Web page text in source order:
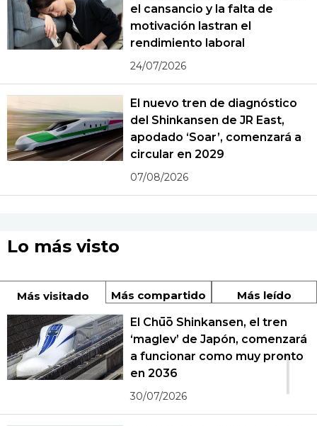
el cansancio y la falta de
motivación lastran el
rendimiento laboral
24/07/2026
El nuevo tren de diagnóstico
del Shinkansen de JR East,
apodado ‘Soar’, comenzará a
circular en 2029
07/08/2026
Lo más visto
Más visitado Más compartido Más leído
1
El Chūō Shinkansen, el tren
‘maglev’ de Japón, comenzará
a funcionar como muy pronto
en 2036
30/07/2026